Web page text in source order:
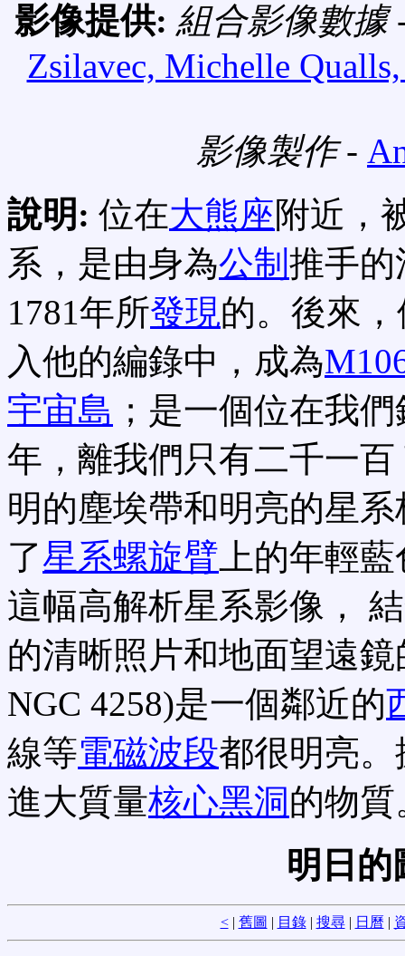
影像提供: 組合影像數據
Zsilavec, Michelle
影像製作 -
說明: 位在大熊座附近，
系，是由身為公制 推手的
1781年所發現的。後來
入他的編錄中，成為
宇宙島 ；是一個位在我
年，離我們只有二千一
明的塵埃帶和明亮的星
了星系螺旋臂 上的年輕
這幅高解析星系影像，
的清晰照片和地面望遠
NGC 4258)是一個鄰近的
線等電磁波段都很明亮
進大質量核心黑洞的物質
明日
<| 舊圖 | 目錄| 搜尋| 日曆 |